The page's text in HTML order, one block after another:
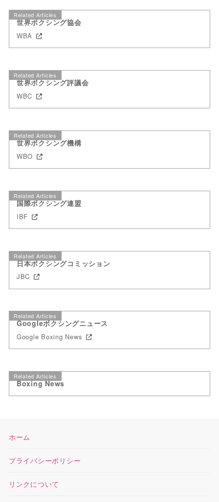
Related Articles
世界ボクシング協会
WBA
Related Articles
世界ボクシング評議会
WBC
Related Articles
世界ボクシング機構
WBO
Related Articles
国際ボクシング連盟
IBF
Related Articles
日本ボクシングコミッション
JBC
Related Articles
Googleボクシングニュース
Google Boxing News
Related Articles
Boxing News
ホーム
プライバシーポリシー
リンクについて